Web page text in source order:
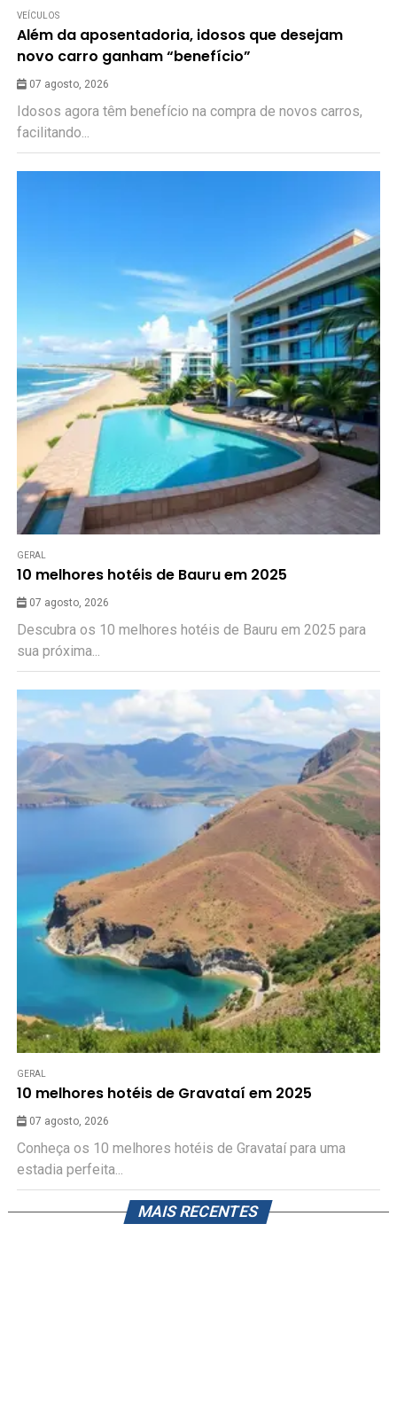
VEÍCULOS
Além da aposentadoria, idosos que desejam
novo carro ganham “benefício”
07 agosto, 2026
Idosos agora têm benefício na compra de novos carros,
facilitando...
GERAL
10 melhores hotéis de Bauru em 2025
07 agosto, 2026
Descubra os 10 melhores hotéis de Bauru em 2025 para
sua próxima...
GERAL
10 melhores hotéis de Gravataí em 2025
07 agosto, 2026
Conheça os 10 melhores hotéis de Gravataí para uma
estadia perfeita...
MAIS RECENTES